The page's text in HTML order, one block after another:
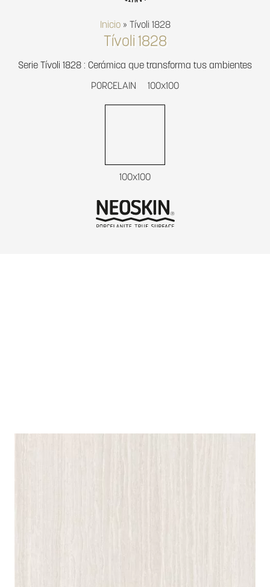
Inicio» Tívoli 1828
Tívoli 1828
Serie Tívoli 1828 : Cerámica que transforma tus ambientes
PORCELAIN 100x100
100x100